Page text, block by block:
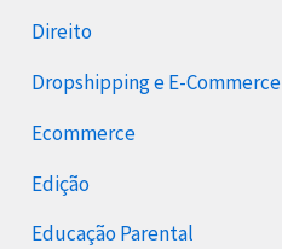
Direito
Dropshipping e E-Commerce
Ecommerce
Edição
Educação Parental